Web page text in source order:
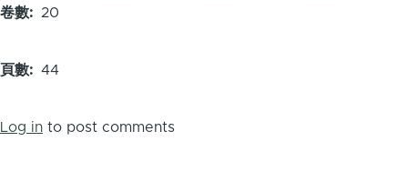
卷數
20
頁數 44
Log in to post comments